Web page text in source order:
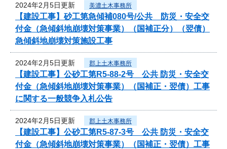
2024年2月5日更新 美濃土木事務所
【建設工事】砂工第急傾補080号/公共 防災・安全交
付金（急傾斜地崩壊対策事業）（国補正分）（翌債）
急傾斜地崩壊対策施設工事
2024年2月5日更新 郡上土木事務所
【建設工事】公砂工第R5-88-2号 公共 防災・安全交
付金（急傾斜地崩壊対策事業）（国補正・翌債）工事
に関する一般競争入札公告
2024年2月5日更新 郡上土木事務所
【建設工事】公砂工第R5-87-3号 公共 防災・安全交
付金（急傾斜地崩壊対策事業）（国補正・翌債）工事